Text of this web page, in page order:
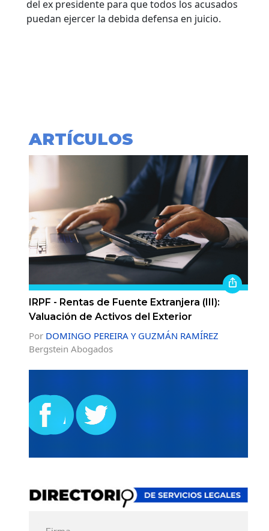
del ex presidente para que todos los acusados
puedan ejercer la debida defensa en juicio.
ARTÍCULOS
IRPF - Rentas de Fuente Extranjera (III):
Valuación de Activos del Exterior
Por DOMINGO PEREIRA Y GUZMÁN RAMÍREZ
Bergstein Abogados